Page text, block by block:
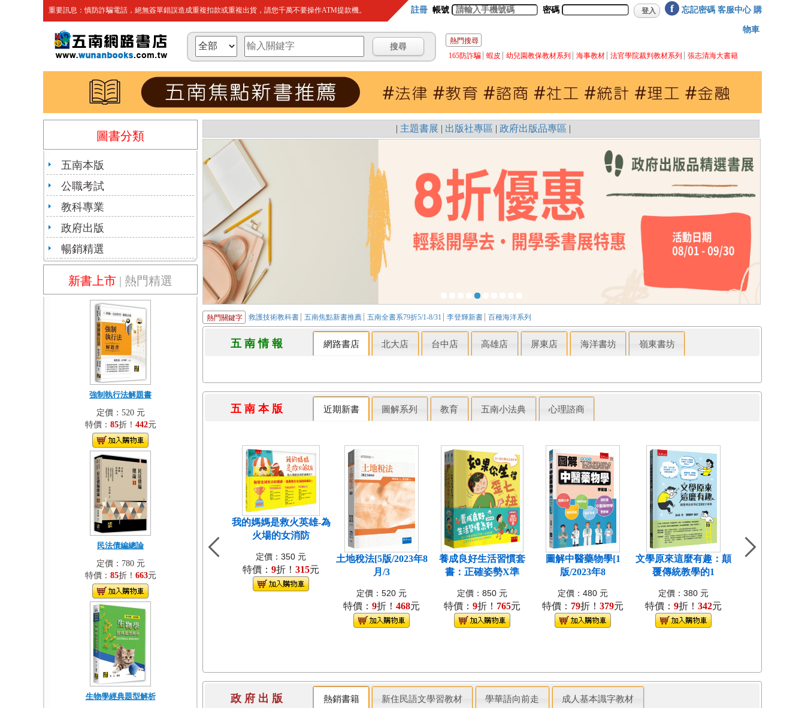
重要訊息：慎防詐騙電話，絕無簽單錯誤造成重複扣款或重複出貨，請您千萬不要操作ATM提款機。 註冊 帳號 密碼 f 忘記密碼 客服中心 購
物車
熱門搜尋
165防詐騙
蝦皮 幼兒園教保教材系列 海事教材 法官學院裁判教材系列 張志清海大書籍
圖書分類
五南本版
公職考試
教科專業
政府出版
暢銷精選
新書上市 | 熱門精選
強制執行法解題書
定價：520 元
特價： 85折！ 442元
民法債編總論
定價：780 元
特價： 85折！ 663元
生物學經典題型解析
| 主題書展 | 出版社專區 | 政府出版品專區 |
熱門關鍵字 救護技術教科書 五南焦點新書推薦 五南全書系79折5/1-8/31 李登輝新書 百種海洋系列
五 南 情 報 網路書店 北大店 台中店 高雄店 屏東店 海洋書坊 嶺東書坊
五 南 本 版 近期新書 圖解系列 教育 五南小法典 心理諮商
我的媽媽是救火英雄-為
火場的女消防
定價：350 元
特價： 9折！ 315元
土地稅法[5版/2023年8
月/3
定價：520 元
特價： 9折！ 468元
養成良好生活習慣套
書：正確姿勢X準
定價：850 元
特價： 9折！ 765元
圖解中醫藥物學[1
版/2023年8
定價：480 元
特價： 79折！ 379元
文學原來這麼有趣：顛
覆傳統教學的1
定價：380 元
特價： 9折！ 342元
超圖解財務
政 府 出 版 熱銷書籍 新住民語文學習教材 學華語向前走 成人基本識字教材